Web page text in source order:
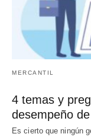
MERCANTIL
4 temas y
desempeño
Es cierto que ningún